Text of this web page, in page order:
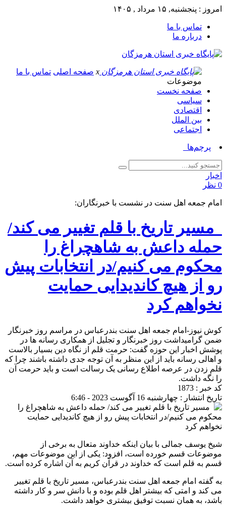
امروز : پنجشنبه, ۱۵ مرداد , ۱۴۰۵
تماس با ما
درباره ما
x صفحه اصلی تماس با ما
موضوعات
صفحه نخست
سیاسی
اقتصادی
بین الملل
اجتماعی
پرچم‌های سرخ ا_
اخبار
0 نظر
امام جمعه اهل سنت در نشست با خبرنگاران:
مسیر تاریخ با قلم تغییر می کند/
حمله داعش به شاهچراغ را
محکوم می کنیم/در انتخابات پیش
رو از هیچ کاندیدایی حمایت
نخواهم کرد
کوش نیوز-امام جمعه اهل سنت بندرعباس در مراسم روز خبرنگار
ضمن گرامیداشت روز خبرنگار و تجلیل از همکاری رسانه ها در
پوشش اخبار این حوزه گفت: حرمت قلم از نگاه دین بسیار بالاست
و اهالی رسانه باید از این منظر به آن توجه جدی داشته باشند چرا که
قلم زدن در عرصه اطلاع رسانی یک رسالت است و باید حرمت آن
را نگه داشت.
کد خبر : 1873
تاریخ انتشار : چهارشنبه 16 آگوست 2023 - 6:46
شیخ یوسف جمالی با بیان اینکه خداوند متعال به برخی از
موضوعات قسم خورده است، افزود: یکی از این موضوعات مهم،
قسم به قلم است که خداوند در قرآن کریم به آن اشاره کرده است.
به گفته امام جمعه اهل سنت بندرعباس، مسیر تاریخ با قلم تغییر
می کند و امتی که بیشتر اهل قلم بوده و با دانش سر و کار داشته
باشد، به همان نسبت توفیق بیشتری خواهد داشت.